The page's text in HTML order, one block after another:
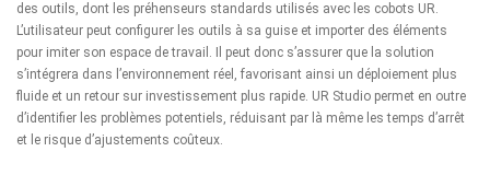
des outils, dont les préhenseurs standards utilisés avec les cobots UR.
L’utilisateur peut configurer les outils à sa guise et importer des éléments
pour imiter son espace de travail. Il peut donc s’assurer que la solution
s’intégrera dans l’environnement réel, favorisant ainsi un déploiement plus
fluide et un retour sur investissement plus rapide. UR Studio permet en outre
d’identifier les problèmes potentiels, réduisant par là même les temps d’arrêt
et le risque d’ajustements coûteux.